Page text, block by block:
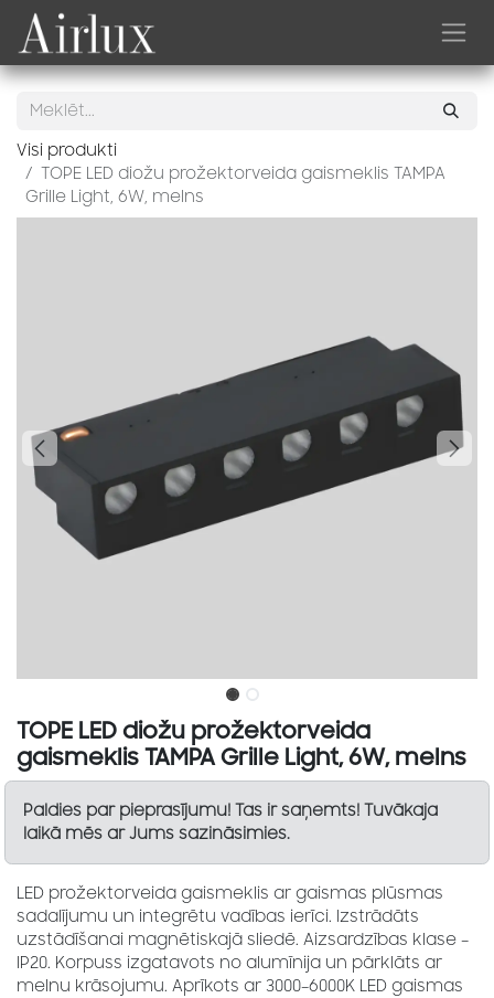
Skip to Content
Visi produkti
TOPE LED diožu prožektorveida gaismeklis TAMPA
Grille Light, 6W, melns
TOPE LED diožu prožektorveida
gaismeklis TAMPA Grille Light, 6W, melns
Paldies par pieprasījumu! Tas ir saņemts! Tuvākaja
laikā mēs ar Jums sazināsimies.
LED prožektorveida gaismeklis ar gaismas plūsmas
sadalījumu un integrētu vadības ierīci. Izstrādāts
uzstādīšanai magnētiskajā sliedē. Aizsardzības klase –
IP20. Korpuss izgatavots no alumīnija un pārklāts ar
melnu krāsojumu. Aprīkots ar 3000–6000K LED gaismas